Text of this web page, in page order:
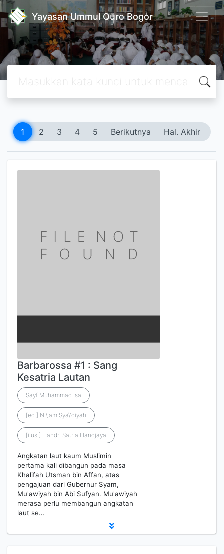
Yayasan Ummul Quro Bogor
1 2 3 4 5 Berikutnya Hal. Akhir
Barbarossa #1 : Sang
Kesatria Lautan
Sayf Muhammad Isa
[ed.] Ni\'am Sya\'diyah
[ilus.] Handri Satria Handjaya
Angkatan laut kaum Muslimin
pertama kali dibangun pada masa
Khalifah Utsman bin Affan, atas
pengajuan dari Gubernur Syam,
Mu'awiyah bin Abi Sufyan. Mu'awiyah
merasa perlu membangun angkatan
laut se…